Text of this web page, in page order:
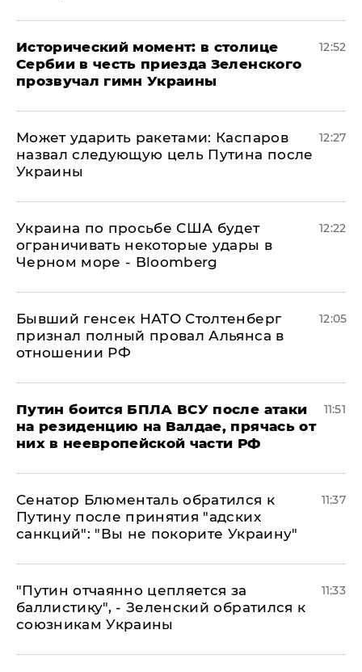
Исторический момент: в столице
Сербии в честь приезда Зеленского
прозвучал гимн Украины
12:52
Может ударить ракетами: Каспаров
назвал следующую цель Путина после
Украины
12:27
Украина по просьбе США будет
ограничивать некоторые удары в
Черном море - Bloomberg
12:22
Бывший генсек НАТО Столтенберг
признал полный провал Альянса в
отношении РФ
12:05
Путин боится БПЛА ВСУ после атаки
на резиденцию на Валдае, прячась от
них в неевропейской части РФ
11:51
Сенатор Блюменталь обратился к
Путину после принятия "адских
санкций": "Вы не покорите Украину"
11:37
"Путин отчаянно цепляется за
баллистику", - Зеленский обратился к
союзникам Украины
11:33